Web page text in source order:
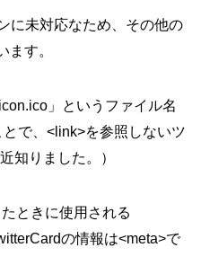
に未対応なため、その他の
ます。
」というファイル名
で、<link>を参照しないツ
知りました。）
ときに使用される
の情報は<meta>で